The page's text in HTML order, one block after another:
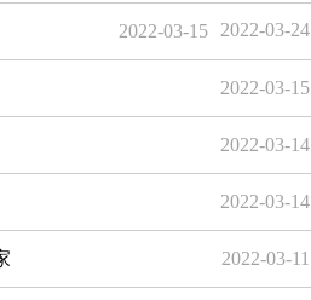
2022-03-24
2022-03-15
2022-03-15
2022-03-14
2022-03-14
2022-03-11